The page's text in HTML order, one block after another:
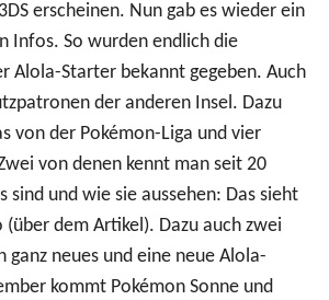
erscheinen. Nun gab es wieder ein
Infos. So wurden endlich die
Alola-Starter bekannt gegeben. Auch
der anderen Insel. Dazu
von der Pokémon-Liga und vier
von denen kennt man seit 20
sind und wie sie aussehen: Das sieht
(über dem Artikel). Dazu auch zwei
ganz neues und eine neue Alola-
kommt Pokémon Sonne und